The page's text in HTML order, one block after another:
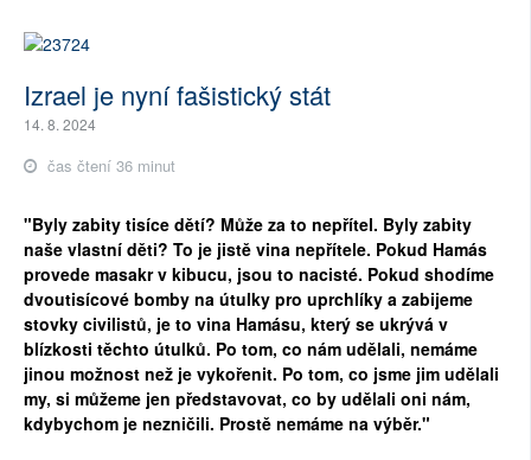
Izrael je nyní fašistický stát
14. 8. 2024
čas čtení 36 minut
"Byly zabity tisíce dětí? Může za to nepřítel. Byly zabity
naše vlastní děti? To je jistě vina nepřítele. Pokud Hamás
provede masakr v kibucu, jsou to nacisté. Pokud shodíme
dvoutisícové bomby na útulky pro uprchlíky a zabijeme
stovky civilistů, je to vina Hamásu, který se ukrývá v
blízkosti těchto útulků. Po tom, co nám udělali, nemáme
jinou možnost než je vykořenit. Po tom, co jsme jim udělali
my, si můžeme jen představovat, co by udělali oni nám,
kdybychom je nezničili. Prostě nemáme na výběr."